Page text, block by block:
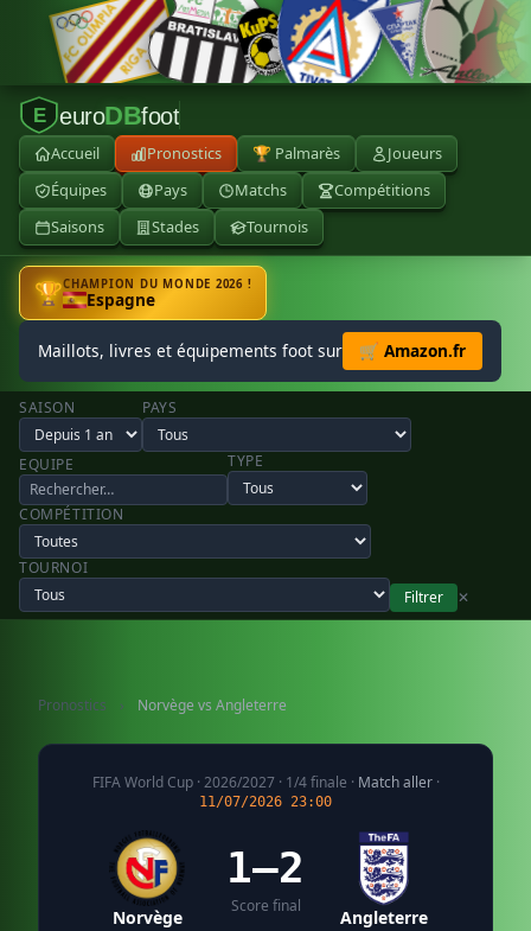
E euroDBfoot
Accueil Pronostics 🏆 Palmarès
Joueurs
Équipes
Pays Matchs
Compétitions
Saisons
Stades Tournois
🏆CHAMPION DU MONDE 2026 !
Espagne
Maillots, livres et équipements foot sur 🛒 Amazon.fr
SAISON PAYS
EQUIPE TYPE
COMPÉTITION
TOURNOI
Filtrer
✕
Pronostics › Norvège vs Angleterre
FIFA World Cup · 2026/2027 · 1/4 finale · Match aller·
11/07/2026 23:00
Norvège
1–2
Score final
Angleterre